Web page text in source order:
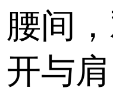
腰间
开与